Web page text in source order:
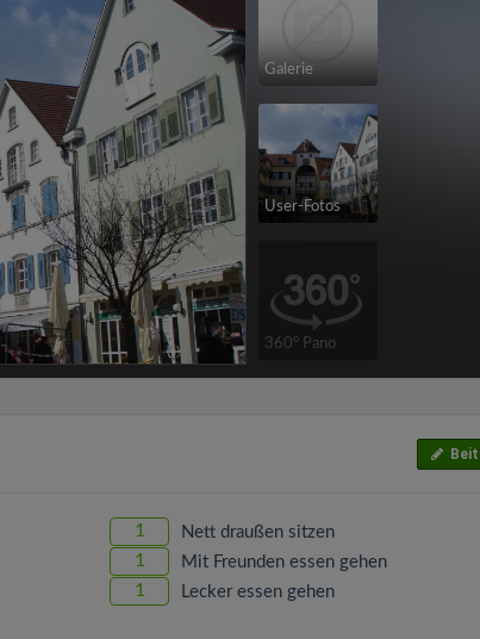
Galerie
User-Fotos
360° Pano
1 Nett draußen sitzen
1 Mit Freunden essen gehen
1 Lecker essen gehen